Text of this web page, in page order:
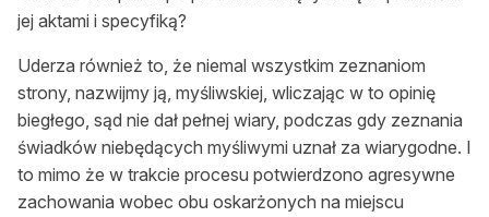
jej aktami i specyfiką?
Uderza również to, że niemal wszystkim zeznaniom
strony, nazwijmy ją, myśliwskiej, wliczając w to opinię
biegłego, sąd nie dał pełnej wiary, podczas gdy zeznania
świadków niebędących myśliwymi uznał za wiarygodne. I
to mimo że w trakcie procesu potwierdzono agresywne
zachowania wobec obu oskarżonych na miejscu